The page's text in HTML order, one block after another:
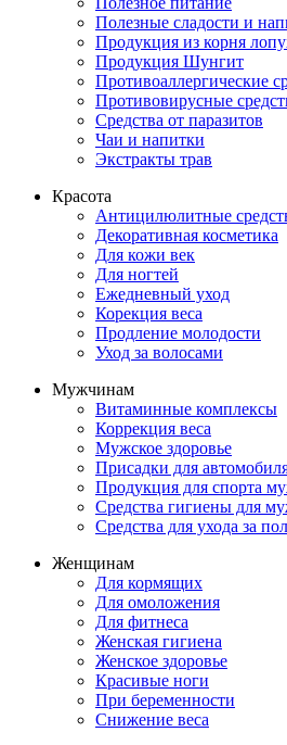
Полезные сладости и
Продукция из корня
Продукция Шунгит
Противоаллергические
Противовирусные
Средства от паразитов
Чаи и напитки
Экстракты трав
Красота
Антицилюлитные
Декоративная косметика
Для кожи век
Для ногтей
Ежедневный уход
Корекция веса
Продление молодости
Уход за волосами
Мужчинам
Витаминные комплексы
Коррекция веса
Мужское здоровье
Присадки для
Продукция для спорта
Средства гигиены для
Средства для ухода за
Женщинам
Для кормящих
Для омоложения
Для фитнеса
Женская гигиена
Женское здоровье
Красивые ноги
При беременности
Снижение веса